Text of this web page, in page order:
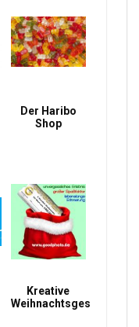
Der Haribo
Shop
Kreative
Weihnachtsgeschenke